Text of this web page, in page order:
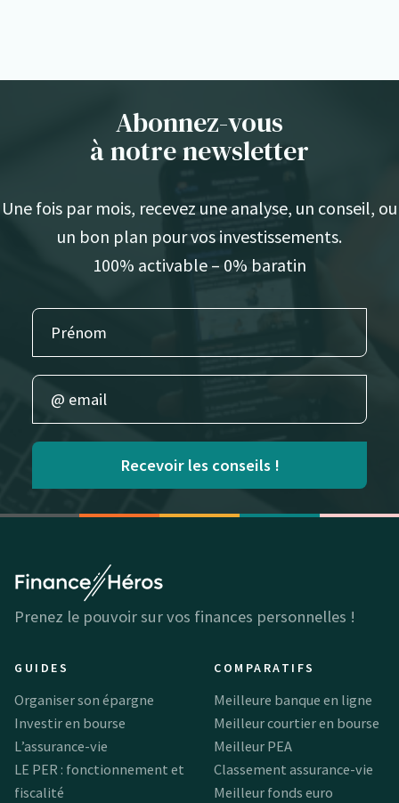
Abonnez-vous
à notre newsletter
Une fois par mois, recevez une analyse, un conseil, ou
un bon plan pour vos investissements.
100% activable – 0% baratin
Recevoir les conseils !
Prenez le pouvoir sur vos finances personnelles !
GUIDES
Organiser son épargne
Investir en bourse
L’assurance-vie
LE PER : fonctionnement et
fiscalité
COMPARATIFS
Meilleure banque en ligne
Meilleur courtier en bourse
Meilleur PEA
Classement assurance-vie
Meilleur fonds euro